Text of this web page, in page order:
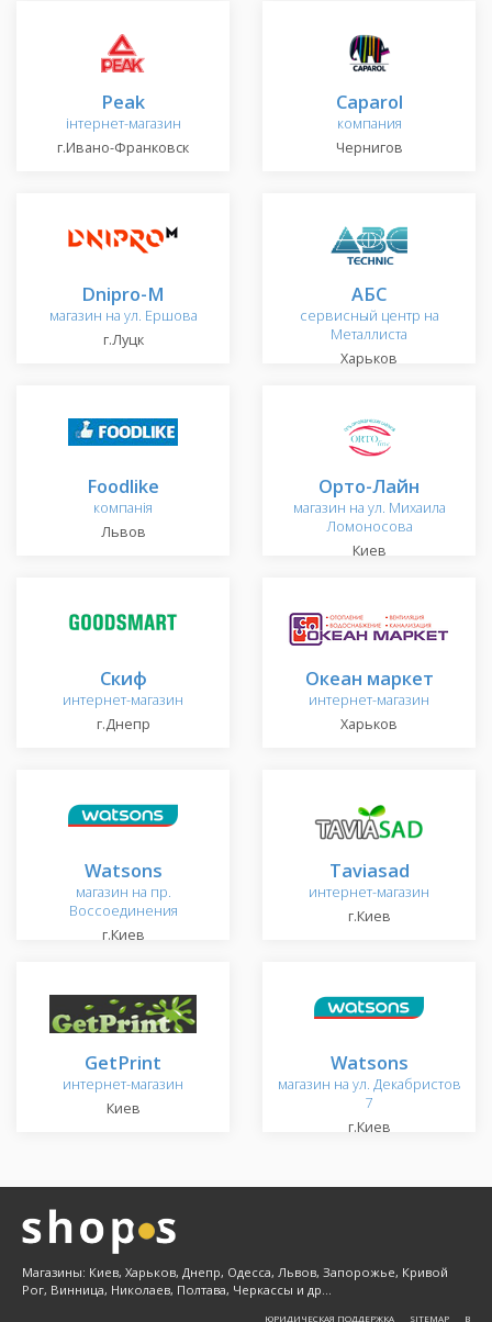
Peak
інтернет-магазин
г.Ивано-Франковск
Caparol
компания
Чернигов
Dnipro-M
магазин на ул. Ершова
г.Луцк
АБС
сервисный центр на
Металлиста
Харьков
Foodlike
компанія
Львов
Орто-Лайн
магазин на ул. Михаила
Ломоносова
Киев
Скиф
интернет-магазин
г.Днепр
Океан маркет
интернет-магазин
Харьков
Watsons
магазин на пр.
Воссоединения
г.Киев
Taviasad
интернет-магазин
г.Киев
GetPrint
интернет-магазин
Киев
Watsons
магазин на ул. Декабристов
7
г.Киев
Магазины: Киев, Харьков, Днепр, Одесса, Львов, Запорожье, Кривой
Рог, Винница, Николаев, Полтава, Черкассы и др...
ЮРИДИЧЕСКАЯ ПОДДЕРЖКА SITEMAP Β